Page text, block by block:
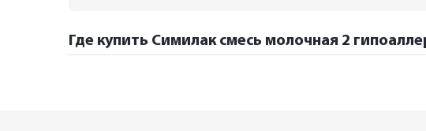
Где купить Симилак смесь молочная 2